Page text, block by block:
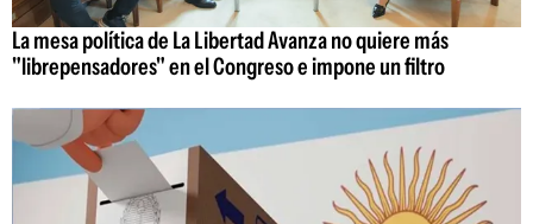
La mesa política de La Libertad Avanza no quiere más
"librepensadores" en el Congreso e impone un filtro